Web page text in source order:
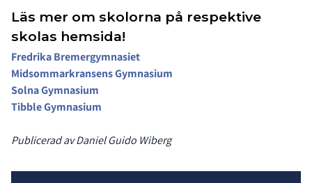
Läs mer om skolorna på respektive
skolas hemsida!
Fredrika Bremergymnasiet
Midsommarkransens Gymnasium
Solna Gymnasium
Tibble Gymnasium
Publicerad av Daniel Guido Wiberg